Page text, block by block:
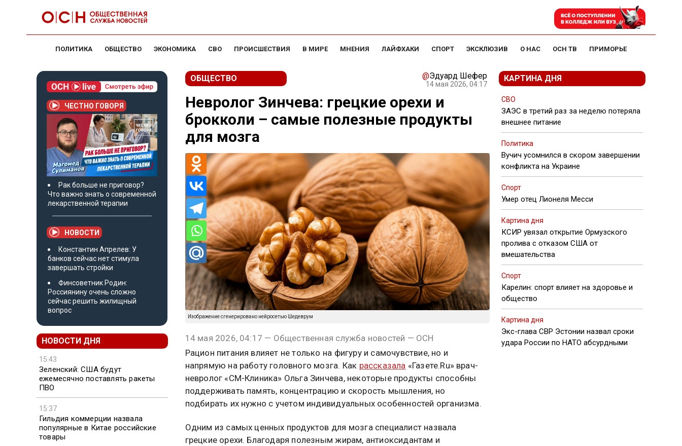
ПОЛИТИКА ОБЩЕСТВО ЭКОНОМИКА СВО ПРОИСШЕСТВИЯ В МИРЕ МНЕНИЯ ЛАЙФХАКИ СПОРТ ЭКСКЛЮЗИВ О НАС ОСН ТВ ПРИМОРЬЕ
ЧЕСТНО ГОВОРЯ
Рак больше не приговор?
Что важно знать о современной
лекарственной терапии
НОВОСТИ
Константин Апрелев: У
банков сейчас нет стимула
завершать стройки
Финсоветник Родин:
Россиянину очень сложно
сейчас решить жилищный
вопрос
НОВОСТИ ДНЯ
15:43
Зеленский: США будут
ежемесячно поставлять ракеты
ПВО
15:37
Гильдия коммерции назвала
популярные в Китае российские
товары
ОБЩЕСТВО @Эдуард Шефер
14 мая 2026, 04:17
Невролог Зинчева: грецкие орехи и
брокколи – самые полезные продукты
для мозга
Изображение сгенерировано нейросетью Шедеврум
14 мая 2026, 04:17 — Общественная служба новостей — ОСН
Рацион питания влияет не только на фигуру и самочувствие, но и
напрямую на работу головного мозга. Как рассказала «Газете.Ru» врач-
невролог «СМ-Клиника» Ольга Зинчева, некоторые продукты способны
поддерживать память, концентрацию и скорость мышления, но
подбирать их нужно с учетом индивидуальных особенностей организма.
Одним из самых ценных продуктов для мозга специалист назвала
грецкие орехи. Благодаря полезным жирам, антиоксидантам и
КАРТИНА ДНЯ
СВО
ЗАЭС в третий раз за неделю потеряла
внешнее питание
Политика
Вучич усомнился в скором завершении
конфликта на Украине
Спорт
Умер отец Лионеля Месси
Картина дня
КСИР увязал открытие Ормузского
пролива с отказом США от
вмешательства
Спорт
Карелин: спорт влияет на здоровье и
общество
Картина дня
Экс-глава СВР Эстонии назвал сроки
удара России по НАТО абсурдными